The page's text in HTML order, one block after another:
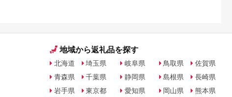
地域から返礼品を探す
北海道
青森県
岩手県
埼玉県
千葉県
東京都
岐阜県
静岡県
愛知県
鳥取県
島根県
岡山県
佐賀県
長崎県
熊本県